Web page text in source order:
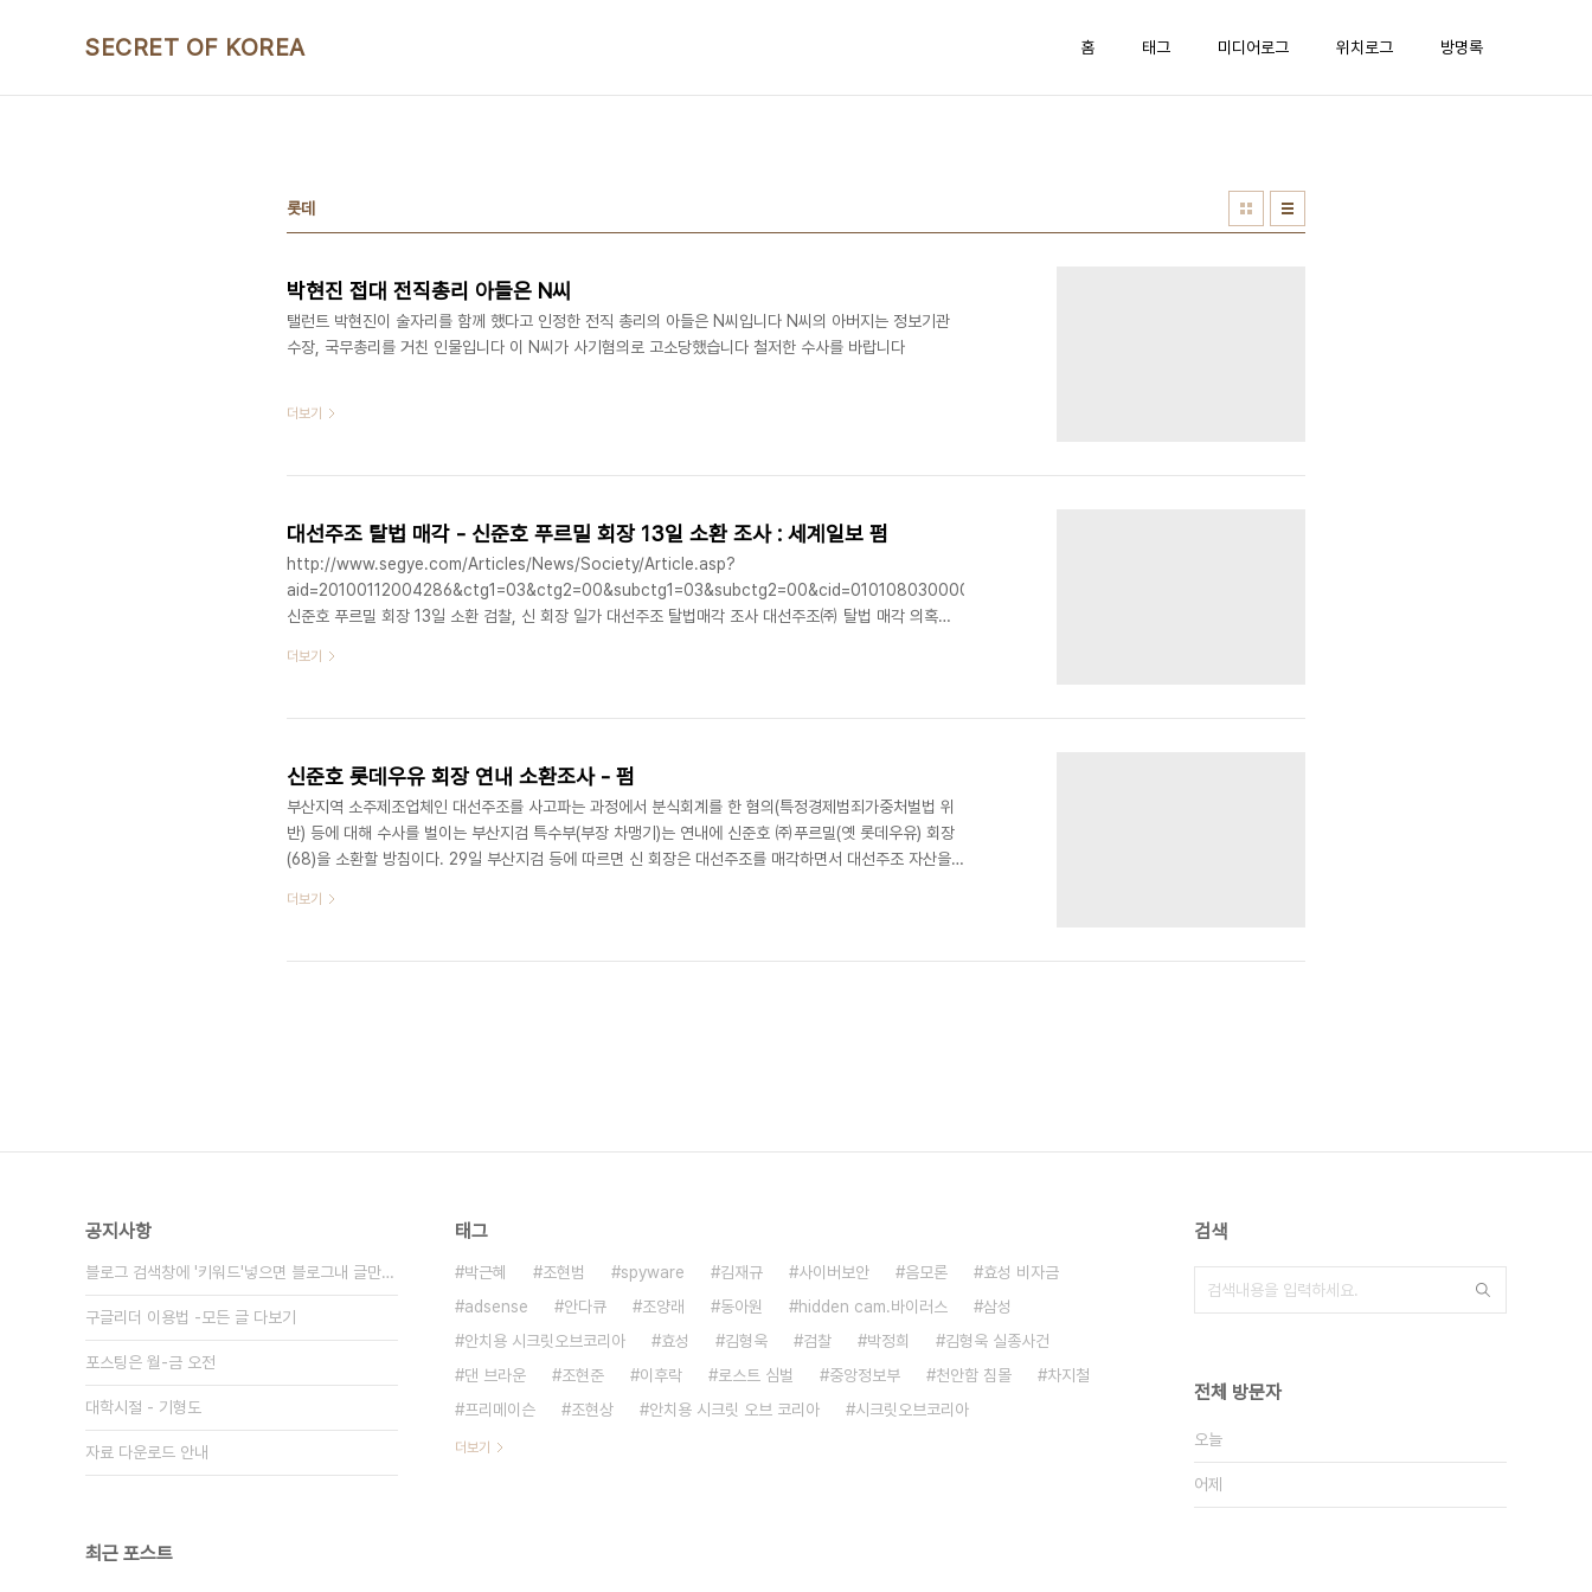
SECRET OF KOREA 홈 태그 미디어로그 위치로그 방명록
롯데
박현진 접대 전직총리 아들은 N씨
탤런트 박현진이 술자리를 함께 했다고 인정한 전직 총리의 아들은 N씨입니다 N씨의 아버지는 정보기관
수장, 국무총리를 거친 인물입니다 이 N씨가 사기혐의로 고소당했습니다 철저한 수사를 바랍니다
더보기
대선주조 탈법 매각 - 신준호 푸르밀 회장 13일 소환 조사 : 세계일보 펌
http://www.segye.com/Articles/News/Society/Article.asp?
aid=20100112004286&ctg1=03&ctg2=00&subctg1=03&subctg2=00&cid=0101080300000
신준호 푸르밀 회장 13일 소환 검찰, 신 회장 일가 대선주조 탈법매각 조사 대선주조㈜ 탈법 매각 의혹을
신 회장을 소환해 조사를 벌일 예정이라고 12일 밝혔다. 검찰은 그동안 대선주조 대주주였던 신 회장 일가
신 회장은 2004년 6월 외아들과 며느리, 손자 등 일가 5명..
더보기
신준호 롯데우유 회장 연내 소환조사 - 펌
부산지역 소주제조업체인 대선주조를 사고파는 과정에서 분식회계를 한 혐의(특정경제범죄가중처벌법 위
반) 등에 대해 수사를 벌이는 부산지검 특수부(부장 차맹기)는 연내에 신준호 ㈜푸르밀(옛 롯데우유) 회장
(68)을 소환할 방침이다. 29일 부산지검 등에 따르면 신 회장은 대선주조를 매각하면서 대선주조 자산을
대선주조 인수에 나선 사모펀드인 코너스톤 에퀴티파트너스가 금융권 대출을 받을 수 있도록 대선주조 주
은 이런 조건 덕분에 사모펀드 측이 금융권으로부터 2000여억 원을 대출받아 총 3600억 원에 대선주..
더보기
공지사항
블로그 검색창에 '키워드'넣으면 블로그내 글만 검색
구글리더 이용법 -모든 글 다보기
포스팅은 월-금 오전
대학시절 - 기형도
자료 다운로드 안내
최근 포스트
태그
박근혜 조현범 spyware 김재규 사이버보안 음모론
효성 비자금
adsense
안다큐 조양래 동아원 hidden cam.바이러스
삼성
안치용 시크릿오브코리아
효성 김형욱 검찰 박정희
김형욱 실종사건
댄 브라운
조현준 이후락 로스트 심벌 중앙정보부 천안함 침몰
차지철
프리메이슨
조현상 안치용 시크릿 오브 코리아 시크릿오브코리아
더보기
검색
전체 방문자
오늘
어제